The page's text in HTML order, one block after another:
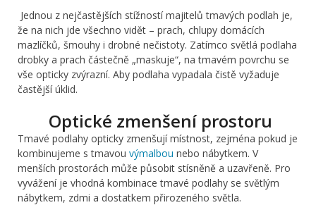
Jednou z nejčastějších stížností majitelů tmavých podlah je,
že na nich jde všechno vidět – prach, chlupy domácích
mazlíčků, šmouhy i drobné nečistoty. Zatímco světlá podlaha
drobky a prach částečně „maskuje“, na tmavém povrchu se
vše opticky zvýrazní. Aby podlaha vypadala čistě vyžaduje
častější úklid.
Optické zmenšení prostoru
Tmavé podlahy opticky zmenšují místnost, zejména pokud je
kombinujeme s tmavou výmalbou nebo nábytkem. V
menších prostorách může působit stísněně a uzavřeně. Pro
vyvážení je vhodná kombinace tmavé podlahy se světlým
nábytkem, zdmi a dostatkem přirozeného světla.